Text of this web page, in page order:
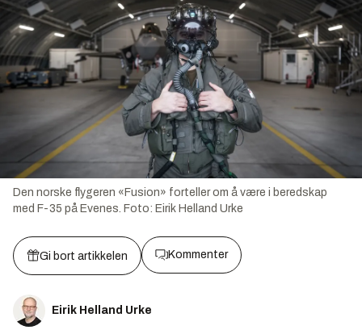
Den norske flygeren «Fusion» forteller om å være i beredskap
med F-35 på Evenes. Foto: Eirik Helland Urke
Gi bort artikkelen Kommenter
Eirik Helland Urke